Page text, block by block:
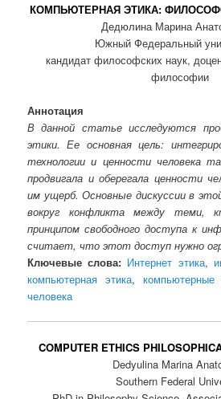
КОМПЬЮТЕРНАЯ ЭТИКА:
Дедюлина Марина
Южный Федеральный
кандидат философских наук,
философии
Аннотация
В данной статье исследуются
этики. Ее основная цель:
технологии и ценности человека
продвигала и оберегала ценности
им ущерб. Основные дискуссии в
вокруг конфликта между теми,
принципом свободного доступа к
считает, что этот доступ нужно
Ключевые слова: Интернет этика,
компьютерная этика,компьютерные
человека
COMPUTER ETHICS
Dedyulina Marina
Southern Federal